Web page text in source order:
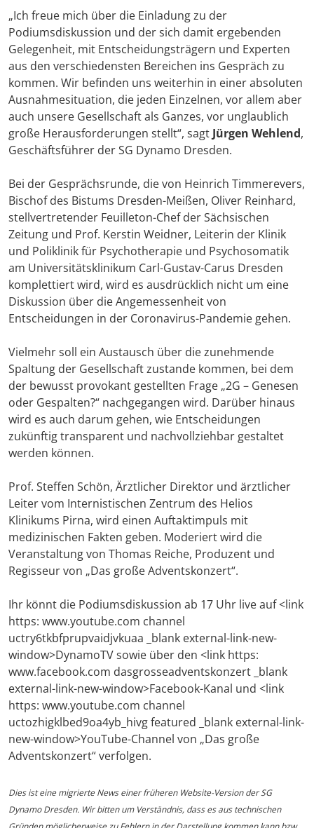
„Ich freue mich über die Einladung zu der
Podiumsdiskussion und der sich damit ergebenden
Gelegenheit, mit Entscheidungsträgern und Experten
aus den verschiedensten Bereichen ins Gespräch zu
kommen. Wir befinden uns weiterhin in einer absoluten
Ausnahmesituation, die jeden Einzelnen, vor allem aber
auch unsere Gesellschaft als Ganzes, vor unglaublich
große Herausforderungen stellt“, sagt Jürgen Wehlend,
Geschäftsführer der SG Dynamo Dresden.
Bei der Gesprächsrunde, die von Heinrich Timmerevers,
Bischof des Bistums Dresden-Meißen, Oliver Reinhard,
stellvertretender Feuilleton-Chef der Sächsischen
Zeitung und Prof. Kerstin Weidner, Leiterin der Klinik
und Poliklinik für Psychotherapie und Psychosomatik
am Universitätsklinikum Carl-Gustav-Carus Dresden
komplettiert wird, wird es ausdrücklich nicht um eine
Diskussion über die Angemessenheit von
Entscheidungen in der Coronavirus-Pandemie gehen.
Vielmehr soll ein Austausch über die zunehmende
Spaltung der Gesellschaft zustande kommen, bei dem
der bewusst provokant gestellten Frage „2G – Genesen
oder Gespalten?“ nachgegangen wird. Darüber hinaus
wird es auch darum gehen, wie Entscheidungen
zukünftig transparent und nachvollziehbar gestaltet
werden können.
Prof. Steffen Schön, Ärztlicher Direktor und ärztlicher
Leiter vom Internistischen Zentrum des Helios
Klinikums Pirna, wird einen Auftaktimpuls mit
medizinischen Fakten geben. Moderiert wird die
Veranstaltung von Thomas Reiche, Produzent und
Regisseur von „Das große Adventskonzert“.
Ihr könnt die Podiumsdiskussion ab 17 Uhr live auf <link
https: www.youtube.com channel
uctry6tkbfprupvaidjvkuaa _blank external-link-new-
window>DynamoTV sowie über den <link https:
www.facebook.com dasgrosseadventskonzert _blank
external-link-new-window>Facebook-Kanal und <link
https: www.youtube.com channel
uctozhigklbed9oa4yb_hivg featured _blank external-link-
new-window>YouTube-Channel von „Das große
Adventskonzert“ verfolgen.
Dies ist eine migrierte News einer früheren Website-Version der SG
Dynamo Dresden. Wir bitten um Verständnis, dass es aus technischen